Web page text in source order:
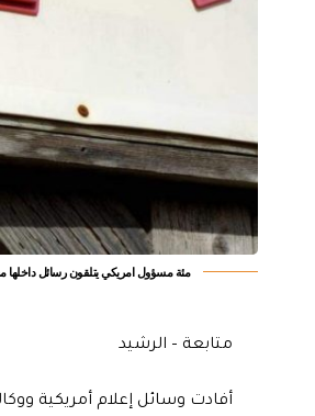
مئة مسؤول امريكي يتلقون رسائل
متابعة – الرشيد